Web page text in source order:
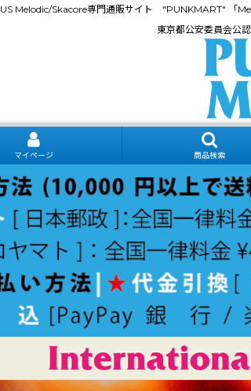
US Melodic/Skacore専門通販サイト "PUNKMART" 「
東京都公安委員会公
マイページ 商品検索